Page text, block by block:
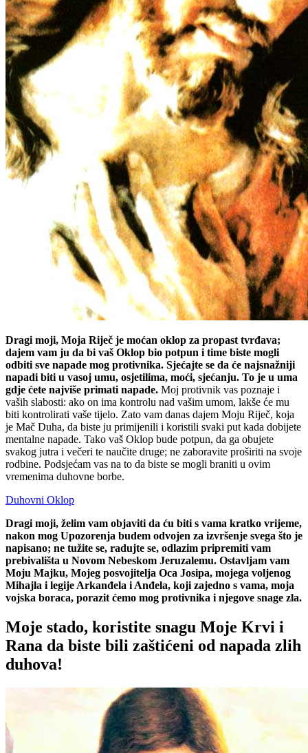
Dragi moji, Moja Riječ je moćan oklop za propast tvrđava;
dajem vam ju da bi vaš Oklop bio potpun i time biste mogli
odbiti sve napade mog protivnika. Sjećajte se da će najsnažniji
napadi biti u vasoj umu, osjetilima, moći, sjećanju. To je u uma
gdje ćete najviše primati napade. Moj protivnik vas poznaje i
vaših slabosti: ako on ima kontrolu nad vašim umom, lakše će mu
biti kontrolirati vaše tijelo. Zato vam danas dajem Moju Riječ, koja
je Mač Duha, da biste ju primijenili i koristili svaki put kada dobijete
mentalne napade. Tako vaš Oklop bude potpun, da ga obujete
svakog jutra i večeri te naučite druge; ne zaboravite proširiti na svoje
rodbine. Podsjećam vas na to da biste se mogli braniti u ovim
vremenima duhovne borbe.
Duhovni Oklop
Dragi moji, želim vam objaviti da ću biti s vama kratko vrijeme,
nakon mog Upozorenja budem odvojen za izvršenje svega što je
napisano; ne tužite se, radujte se, odlazim pripremiti vam
prebivališta u Novom Nebeskom Jeruzalemu. Ostavljam vam
Moju Majku, Mojeg posvojitelja Oca Josipa, mojega voljenog
Mihajla i legije Arkanđela i Anđela, koji zajedno s vama, moja
vojska boraca, porazit ćemo mog protivnika i njegove snage zla.
Moje stado, koristite snagu Moje Krvi i
Rana da biste bili zaštićeni od napada zlih
duhova!